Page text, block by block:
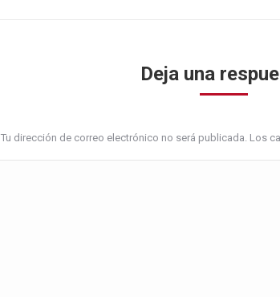
Deja una
Tu dirección de correo electrónico no será publicada. Los